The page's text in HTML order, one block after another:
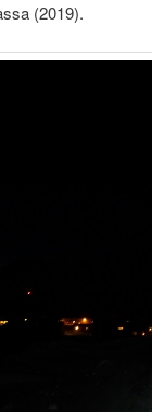
(2019).